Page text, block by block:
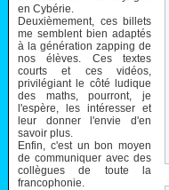
en Cybérie.
Deuxièmement, ces billets
me semblent bien adaptés
à la génération zapping de
nos élèves. Ces textes
courts et ces vidéos,
privilégiant le côté ludique
des maths, pourront, je
l'espère, les intéresser et
leur donner l'envie d'en
savoir plus.
Enfin, c'est un bon moyen
de communiquer avec des
collègues de toute la
francophonie.